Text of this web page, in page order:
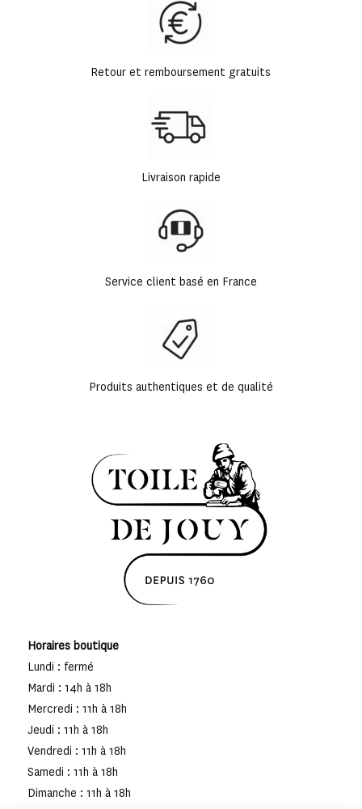
Retour et remboursement gratuits
Livraison rapide
Service client basé en France
Produits authentiques et de qualité
Horaires boutique
Lundi : fermé
Mardi : 14h à 18h
Mercredi : 11h à 18h
Jeudi : 11h à 18h
Vendredi : 11h à 18h
Samedi : 11h à 18h
Dimanche : 11h à 18h